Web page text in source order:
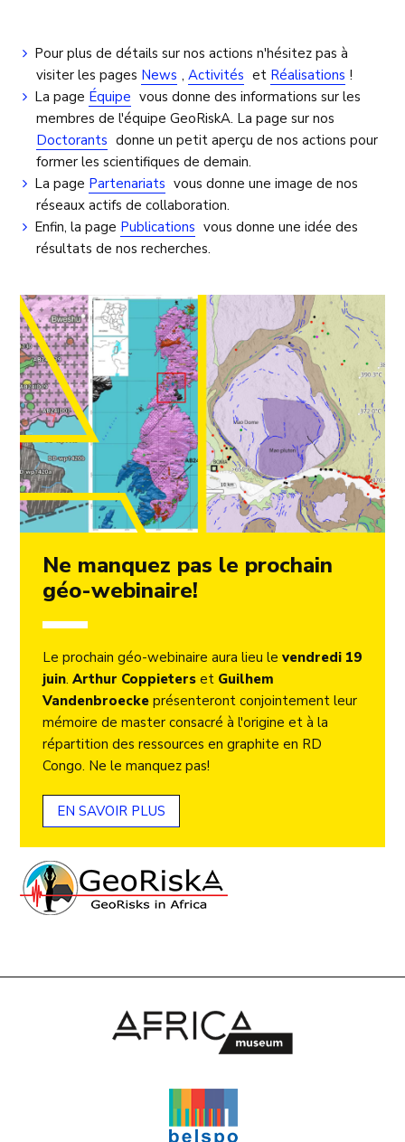
Pour plus de détails sur nos actions n'hésitez pas à
visiter les pages News ,Activités et Réalisations !
La page Équipe vous donne des informations sur les
membres de l'équipe GeoRiskA. La page sur nos
Doctorants donne un petit aperçu de nos actions pour
former les scientifiques de demain.
La page Partenariats vous donne une image de nos
réseaux actifs de collaboration.
Enfin, la page Publications vous donne une idée des
résultats de nos recherches.
Ne manquez pas le prochain
géo-webinaire!
Le prochain géo-webinaire aura lieu le vendredi 19
juin. Arthur Coppieters et Guilhem
Vandenbroecke présenteront conjointement leur
mémoire de master consacré à l'origine et à la
répartition des ressources en graphite en RD
Congo. Ne le manquez pas!
EN SAVOIR PLUS